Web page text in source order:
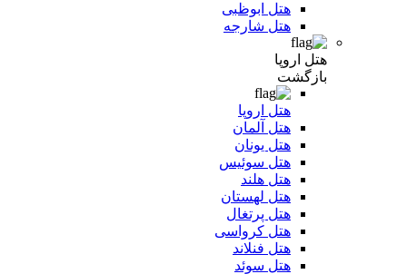
هتل ابوظبی
هتل شارجه
هتل اروپا
بازگشت
هتل اروپا
هتل آلمان
هتل یونان
هتل سوئیس
هتل هلند
هتل لهستان
هتل پرتغال
هتل کرواسی
هتل فنلاند
هتل سوئد